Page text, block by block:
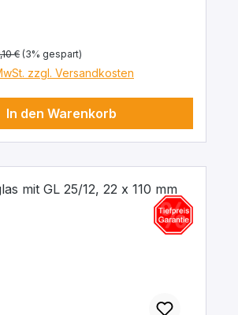
Preis:
€ (3% gespart)
zzgl. Versandkosten
In den Warenkorb